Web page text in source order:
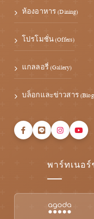
ห้องอาหาร (Dining)
โปรโมชั่น (Offers)
แกลลอรี่ (Gallery)
บล็อกและข่าวสาร
พาร์ทเนอร์ข